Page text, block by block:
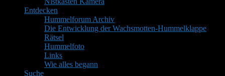
Entdecken
Hummelforum Archiv
Die Entwicklung der Wachsmotten-Hummelklappe
Rätsel
Hummelfoto
Links
Wie alles begann
Suche